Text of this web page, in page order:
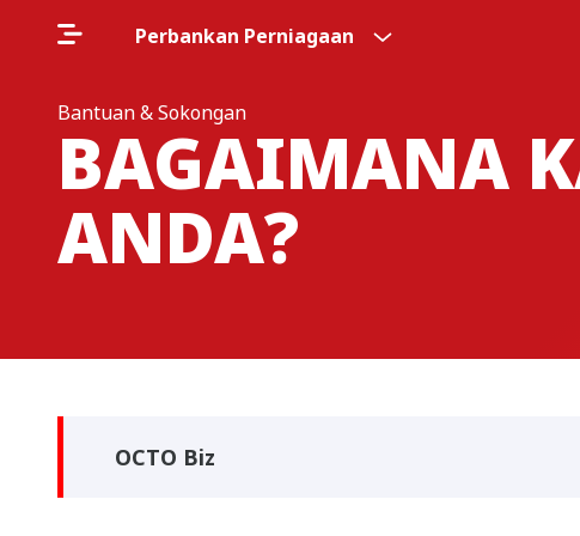
Perbankan Perniagaan
Bantuan & Sokongan
BAGAIMANA
ANDA?
OCTO Biz